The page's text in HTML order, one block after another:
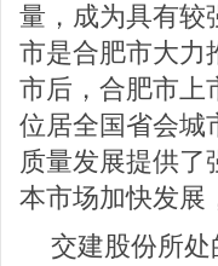
量，成为具有较
市是合肥市大力
市后，合肥市上
位居全国省会城
质量发展提供了
本市场加快发展
交建股份所